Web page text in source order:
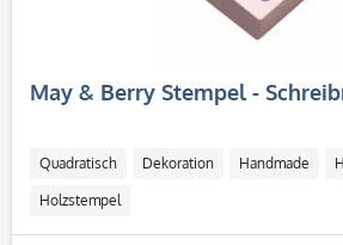
May & Berry Stempel -
Quadratisch Dekoration Handmade
Holzstempel